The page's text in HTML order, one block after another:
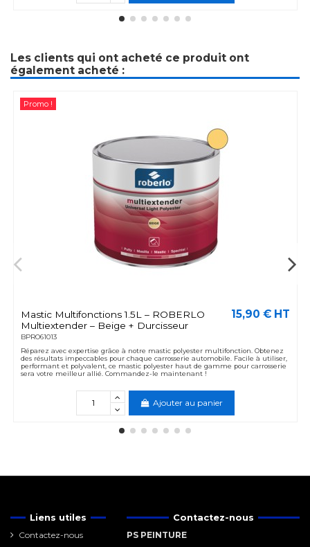
Les clients qui ont acheté ce produit ont
également acheté :
Promo !
Mastic Multifonctions 1.5L – ROBERLO
Multiextender – Beige + Durcisseur
BPRO61013
15,90 € HT
Réparez avec expertise grâce à notre mastic polyester multifonction. Obtenez
des résultats impeccables pour chaque carrosserie automobile. Facile à utiliser,
performant et polyvalent, ce mastic polyester haut de gamme pour carrosserie
sera votre meilleur allié. Commandez-le maintenant !
Ajouter au panier
Liens utiles
Contactez-nous
Contactez-nous
PS PEINTURE